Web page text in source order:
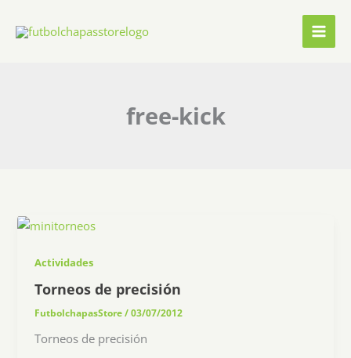
free-kick
Actividades
Torneos de precisión
FutbolchapasStore/03/07/2012
Torneos de precisión